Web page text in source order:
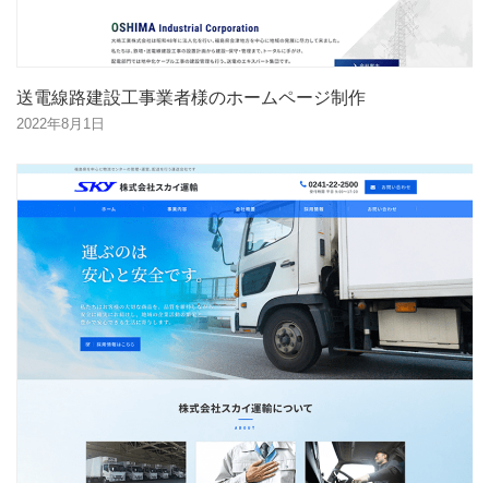
送電線路建設工事業者様のホームページ制作
2022年8月1日